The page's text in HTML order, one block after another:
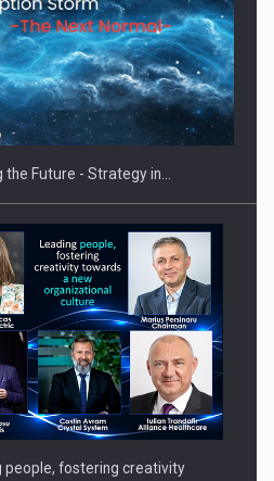
2026, fueled by benzinariile RO…
the Future - Strategy in…
people, fostering creativity